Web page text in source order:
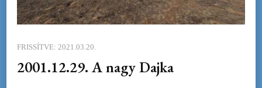
FRISSÍTVE: 2021.03.20.
2001.12.29. A nagy Dajka